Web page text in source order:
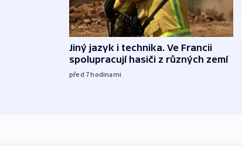
Jiný jazyk i technika. Ve Francii
spolupracují hasiči z různých zemí
před 7hodinami